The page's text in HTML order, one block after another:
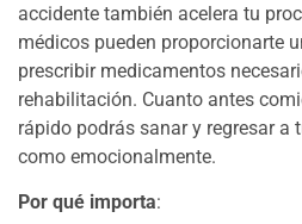
accidente también acelera tu
médicos pueden proporcionarte
prescribir medicamentos
rehabilitación. Cuanto antes
rápido podrás sanar y regresar
como emocionalmente.
Por qué importa: